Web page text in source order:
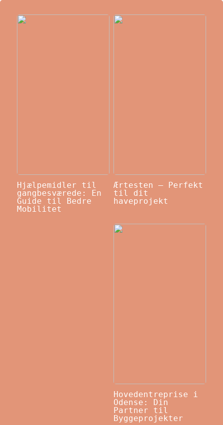
Hjælpemidler til
gangbesværede: En
Guide til Bedre
Mobilitet
Ærtesten – Perfekt
til dit
haveprojekt
Hovedentreprise i
Odense: Din
Partner til
Byggeprojekter